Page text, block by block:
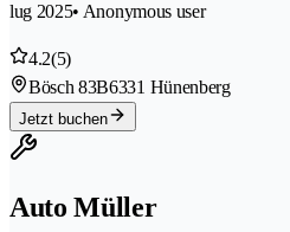
lug 2025• Anonymous user
4.2(5)
Bösch 83B6331 Hünenberg
Jetzt buchen
Auto Müller